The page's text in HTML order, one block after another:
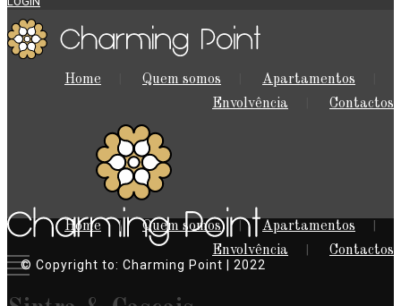
Home Quem somos
Apartamentos
Envolvência
Contactos
Home Quem somos
Apartamentos
Envolvência
Contactos
© Copyright to: Charming Point | 2022